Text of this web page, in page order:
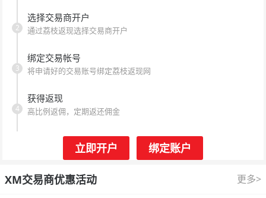
选择交易商开户
通过荔枝返现选择交易商开户
2
绑定交易帐号
将申请好的交易账号绑定荔枝返现网
3
获得返现
高比例返佣，定期返还佣金
4
立即开户 绑定账户
XM交易商优惠活动 更多>